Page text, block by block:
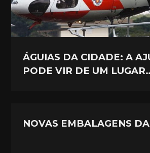
ÁGUIAS DA CIDADE: A
PODE VIR DE UM
NOVAS EMBALAGENS